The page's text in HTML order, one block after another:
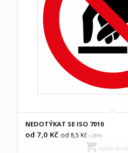
NEDOTÝKAT SE ISO 7010
od 7,0 Kč (od 8,5 Kčs DPH)
Výběr